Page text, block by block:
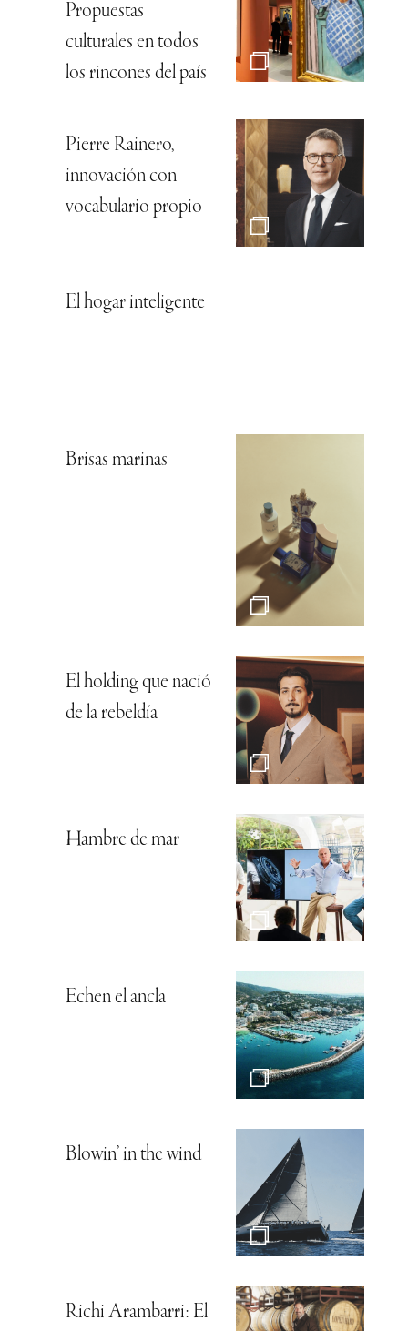
Propuestas
culturales en todos
los rincones del país
Pierre Rainero,
innovación con
vocabulario propio
El hogar inteligente
Brisas marinas
El holding que nació
de la rebeldía
Hambre de mar
Echen el ancla
Blowin’ in the wind
Richi Arambarri: El